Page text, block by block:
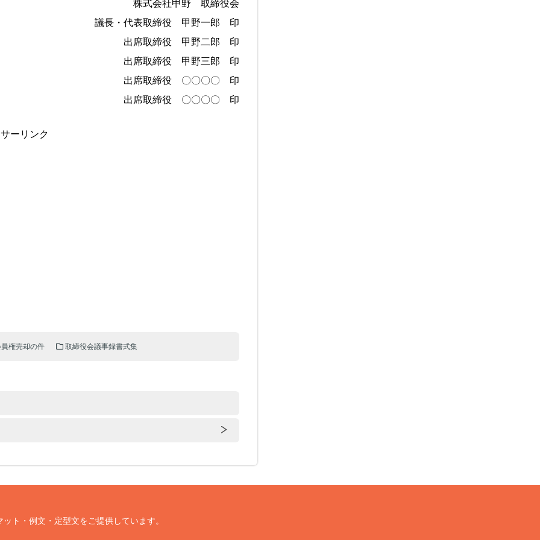
株式会社甲野 取締役会
議長・代表取締役 甲野一郎 印
出席取締役 甲野二郎 印
出席取締役 甲野三郎 印
出席取締役 〇〇〇〇 印
出席取締役 〇〇〇〇 印
ーリンク
権売却の件 取締役会議事録書式集
ト・例文・定型文をご提供しています。